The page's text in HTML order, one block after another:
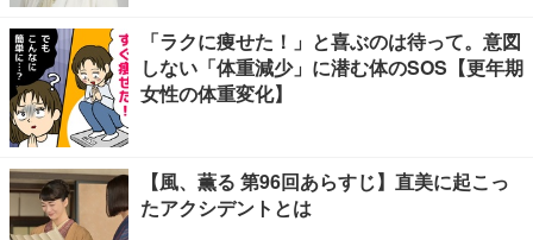
「ラクに痩せた！」と喜ぶのは待って。意図
しない「体重減少」に潜む体のSOS【更年期
女性の体重変化】
【風、薫る 第96回あらすじ】直美に起こっ
たアクシデントとは